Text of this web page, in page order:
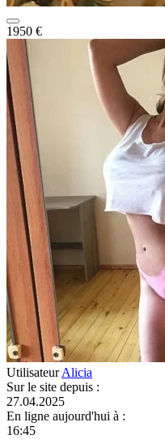
1950 €
UtilisateurAlicia
Sur le site depuis :
27.04.2025
En ligne aujourd'hui à :
16:45